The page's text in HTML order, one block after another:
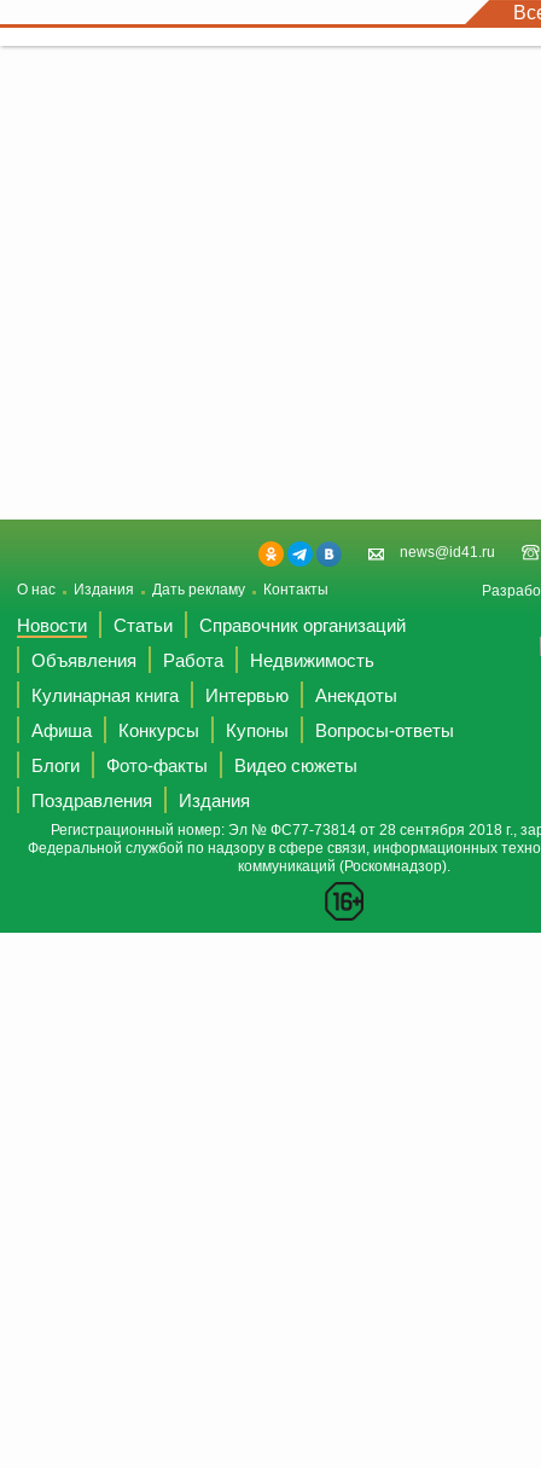
news@id41.ru
О нас Издания Дать рекламу Контакты
Новости Статьи
Справочник организаций
Объявления
Работа
Недвижимость
Кулинарная книга
Интервью
Анекдоты
Афиша
Конкурсы Купоны
Вопросы-ответы
Блоги
Фото-факты
Видео сюжеты
Поздравления
Издания
Регистрационный номер: Эл № ФС77-73814 от 28 сентября 2018 г.,
Федеральной службой по надзору в сфере связи, информационных
коммуникаций (Роскомнадзор).